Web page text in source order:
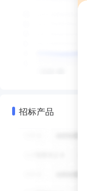
招标产品